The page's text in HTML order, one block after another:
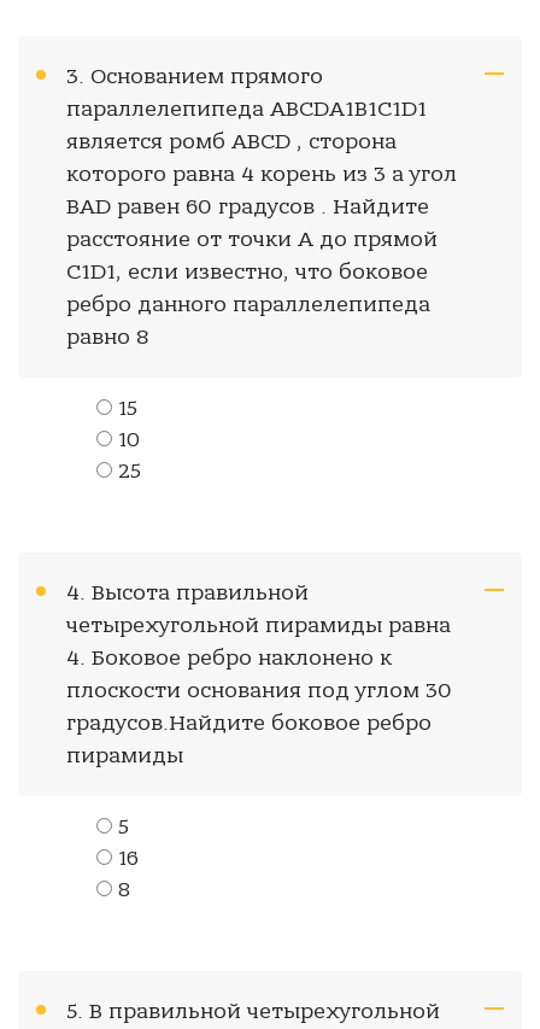
3. Основанием прямого
параллелепипеда ABCDA1B1C1D1
является ромб ABCD , сторона
которого равна 4 корень из 3 а угол
BAD равен 60 градусов . Найдите
расстояние от точки A до прямой
C1D1, если известно, что боковое
ребро данного параллелепипеда
равно 8
15
10
25
4. Высота правильной
четырехугольной пирамиды равна
4. Боковое ребро наклонено к
плоскости основания под углом 30
градусов.Найдите боковое ребро
пирамиды
5
16
8
5. В правильной четырехугольной